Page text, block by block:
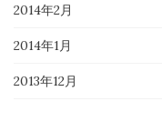
2014年2月
2014年1月
2013年12月